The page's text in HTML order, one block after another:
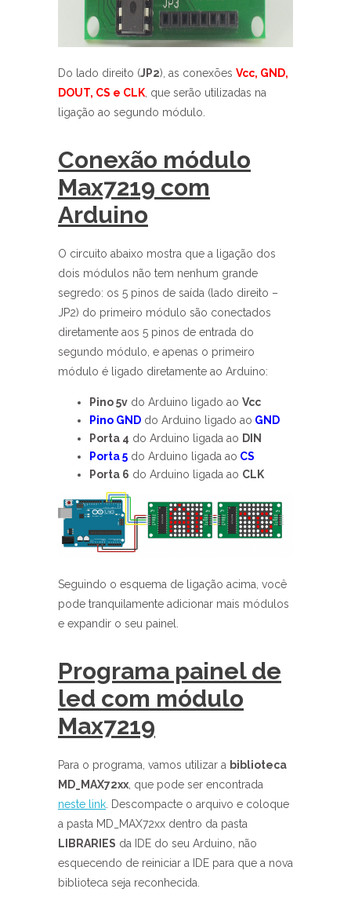
Do lado direito (JP2), as conexões Vcc, GND,
DOUT, CS e CLK , que serão utilizadas na
ligação ao segundo módulo.
Conexão módulo
Max7219 com
Arduino
O circuito abaixo mostra que a ligação dos
dois módulos não tem nenhum grande
segredo: os 5 pinos de saída (lado direito –
JP2) do primeiro módulo são conectados
diretamente aos 5 pinos de entrada do
segundo módulo, e apenas o primeiro
módulo é ligado diretamente ao Arduino:
Pino 5v do Arduino ligado ao Vcc
Pino GND do Arduino ligado ao GND
Porta 4 do Arduino ligada ao DIN
Porta 5 do Arduino ligada ao CS
Porta 6 do Arduino ligada ao CLK
Seguindo o esquema de ligação acima, você
pode tranquilamente adicionar mais módulos
e expandir o seu painel.
Programa painel de
led com módulo
Max7219
Para o programa, vamos utilizar a biblioteca
MD_MAX72xx , que pode ser encontrada
neste link . Descompacte o arquivo e coloque
a pasta MD_MAX72xx dentro da pasta
LIBRARIES da IDE do seu Arduino, não
esquecendo de reiniciar a IDE para que a nova
biblioteca seja reconhecida.